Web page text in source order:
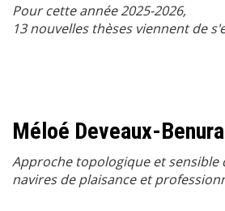
Pour cette année 2025-2026,
13 nouvelles thèses viennent de
Méloé Deveaux-
Approche topologique et sensible
navires de plaisance et